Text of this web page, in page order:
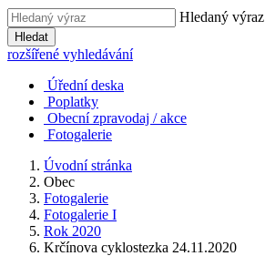
Hledaný výraz
Hledat
rozšířené vyhledávání
Úřední deska
Poplatky
Obecní zpravodaj / akce
Fotogalerie
Úvodní stránka
Obec
Fotogalerie
Fotogalerie I
Rok 2020
Krčínova cyklostezka 24.11.2020